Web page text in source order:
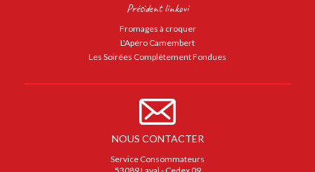
Président linkovi
Fromages à croquer
L'Apéro Camembert
Les Soirées Complètement Fondues
NOUS CONTACTER
Service Consommateurs